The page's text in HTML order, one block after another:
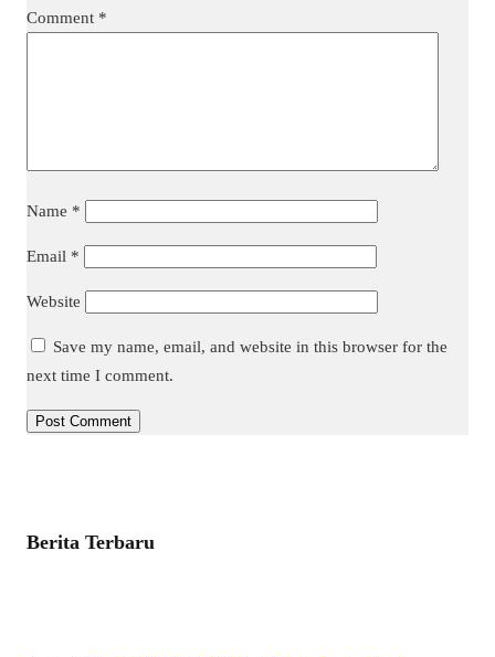
Comment *
Name *
Email *
Website
Save my name, email, and website in this browser for the
next time I comment.
Berita Terbaru